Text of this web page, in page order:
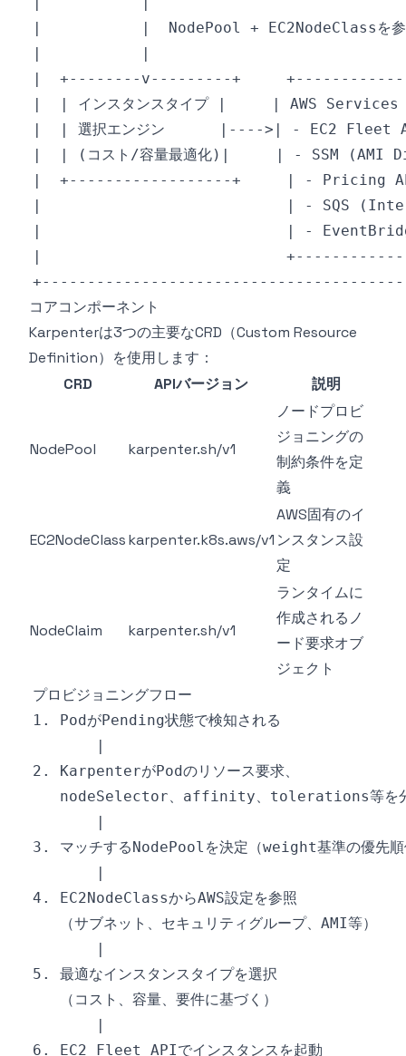
コアコンポーネント
Karpenterは3つの主要なCRD（Custom Resource
Definition）を使用します：
CRD
APIバージョン 説明
NodePool karpenter.sh/v1
ノードプロビ
ジョニングの
制約条件を定
義
EC2NodeClasskarpenter.k8s.aws/v1
AWS固有のイ
ンスタンス設
定
NodeClaim karpenter.sh/v1
ランタイムに
作成されるノ
ード要求オブ
ジェクト
プロビジョニングフロー